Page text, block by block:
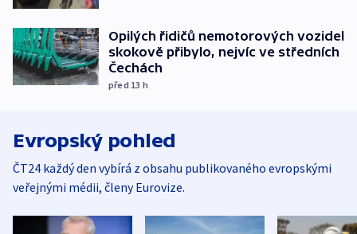
Opilých řidičů nemotorových vozidel
skokově přibylo, nejvíc ve středních
Čechách
před 13 h
Evropský pohled
ČT24 každý den vybírá z obsahu publikovaného evropskými
veřejnými médii, členy Eurovize.